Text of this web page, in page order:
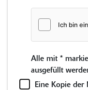
Alle mit *
ausgefüllt
Eine Kopie der